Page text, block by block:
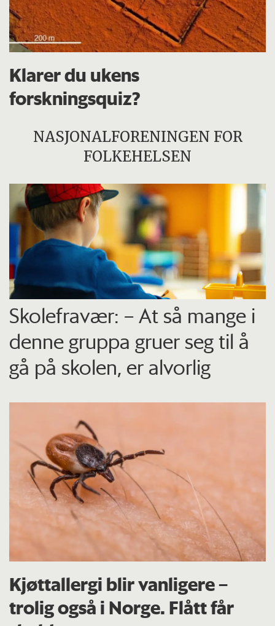
Klarer du ukens
forskningsquiz?
NASJONALFORENINGEN FOR
FOLKEHELSEN
Skolefravær: – At så mange i
denne gruppa gruer seg til å
gå på skolen, er alvorlig
Kjøttallergi blir vanligere –
trolig også i Norge. Flått får